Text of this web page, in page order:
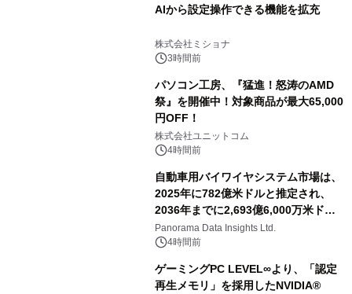
AIから設定操作できる機能を拡充
株式会社ミショナ
3時間前
パソコン工房、『猛進！怒涛のAMD
祭』を開催中！対象商品が最大65,000
円OFF！
株式会社ユニットコム
4時間前
自動車用バイワイヤシステム市場は、
2025年に782億米ドルと推定され、
2036年までに2,693億6,000万米ドル
に達すると予測されており、予測期間
（2026年～2036年）
Panorama Data Insights Ltd.
4時間前
ゲーミングPC LEVEL∞より、「認定
再生メモリ」を採用したNVIDIA®